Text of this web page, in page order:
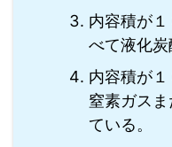
内容積が
べて液化炭
内容積が１
窒素ガス
ている。